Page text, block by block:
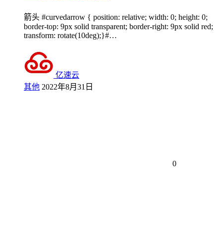
箭头 #curvedarrow { position: relative; width: 0; height: 0;
border-top: 9px solid transparent; border-right: 9px solid red;
transform: rotate(10deg);}#…
亿速云
其他 2022年8月31日
0